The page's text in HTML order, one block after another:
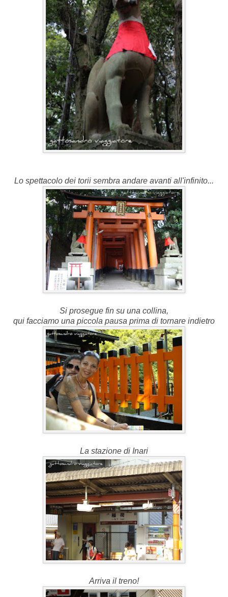
Lo spettacolo dei torii sembra andare avanti all'infinito...
Si prosegue fin su una collina,
qui facciamo una piccola pausa prima di tornare indietro
La stazione di Inari
Arriva il treno!